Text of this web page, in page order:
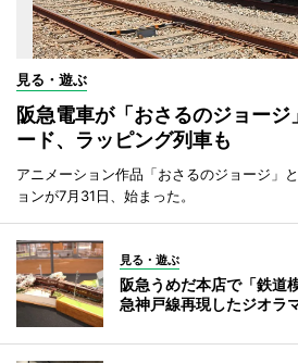
見る・遊ぶ
阪急電車が「おさるのジョー
ード、ラッピング列車も
アニメーション作品「おさるのジョージ」
ョンが7月31日、始まった。
見る・遊ぶ
阪急うめだ本店で「鉄
急神戸線再現したジオラ